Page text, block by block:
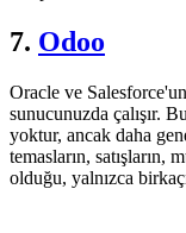
7. Odoo
Oracle ve
sunucunuzda çalışır.
yoktur, ancak daha
temasların, satışların,
olduğu, yalnızca